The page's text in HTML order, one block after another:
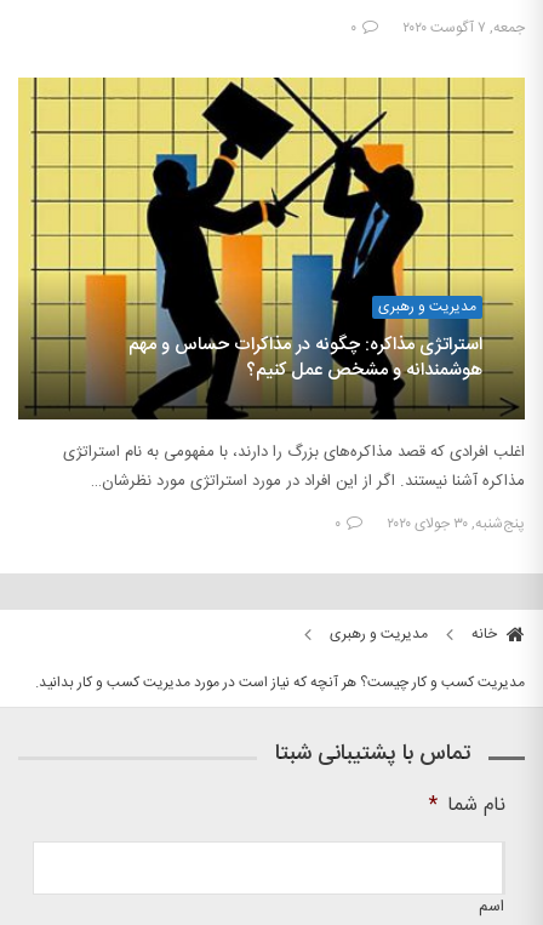
جمعه, ۷ آگوست ۲۰۲۰ ۰
مدیریت و رهبری
استراتژی مذاکره: چگونه در مذاکرات حساس و مهم
هوشمندانه و مشخص عمل کنیم؟
اغلب افرادی که قصد مذاکره‌های بزرگ را دارند، با مفهومی به نام استراتژی
مذاکره آشنا نیستند. اگر از این افراد در مورد استراتژی مورد نظرشان…
پنج‌شنبه, ۳۰ جولای ۲۰۲۰ ۰
خانه
مدیریت و رهبری
مدیریت کسب و کار چیست؟ هر آنچه که نیاز است در مورد مدیریت کسب و کار بدانید.
تماس با پشتیبانی شبتا
نام شما *
اسم